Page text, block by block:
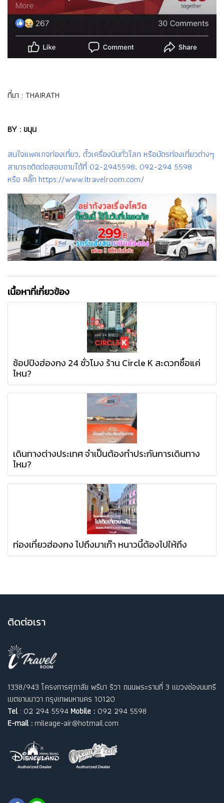
ที่มา : THAIRATH
BY : ขนุน
สนใจแพคเกจท่องเที่ยว, ตั๋วเครื่องบินทั่วโลก หรือบัตรท่องเที่ยวต่างๆ
สามารถติดต่อสอบถามได้ที่ 02-2945598, 092-294 5598
หรือ คลิ๊ก https://www.itravelroom.com/
เนื้อหาที่เกี่ยวข้อง
ช้อปปิงฮ่องกง 24 ชั่วโมง ร้าน Circle K สะดวกซื้อแค่
ไหน?
เดินทางต่างประเทศ จำเป็นต้องทำประกันการเดินทาง
ไหม?
ท่องเที่ยวฮ่องกง ไปถึงมาเก๊า หนาวนี้ต้องไปให้ถึง
ติดต่อเรา
1338/943 โครงการศุภาลัย พรีมา ริวา ถนนพระรามที่ 3 แขวงช่องนนทรี
เขตยานนาวา กรุงเทพมหานคร 10120
Tel: 02 294 5594 Mobile : 092 294 5598
E-mail : mileage-air@hotmail.com